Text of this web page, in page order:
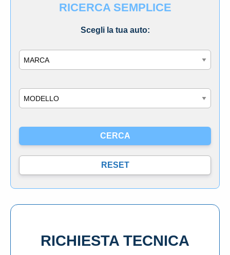
RICERCA SEMPLICE
Scegli la tua auto:
RICHIESTA TECNICA